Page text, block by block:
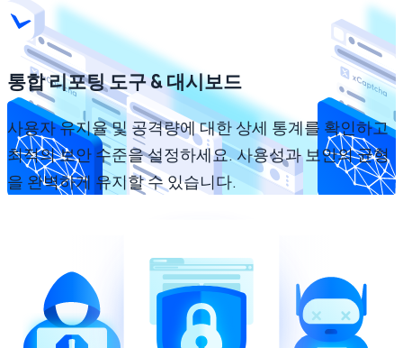
통합 리포팅 도구 & 대시보드
사용자 유지율 및 공격량에 대한 상세 통계를 확인하고
최적의 보안 수준을 설정하세요. 사용성과 보안의 균형
을 완벽하게 유지할 수 있습니다.